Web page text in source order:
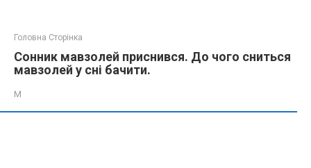
Головна Сторінка
Сонник мавзолей приснився. До чого сниться
мавзолей у сні бачити.
М